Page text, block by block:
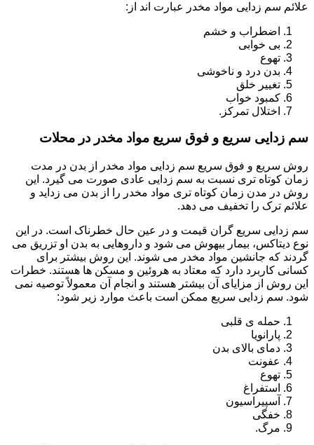
علائم سم زدایی مواد مخدر عبارت اند از:
اضطراب و خشم
بی خوابی
تهوع
بدن درد و ناخوشی
تغییر خلق
کمبود خواب
اختلال تمرکز.
سم زدایی سریع و فوق سریع مواد مخدر در محلات
روش سریع و فوق سریع سم زدایی مواد مخدر از بدن در مدت
زمان کوتاه تری نسبت به سم زدایی عادی صورت می گیرد. این
روش در مدن زمان کوتاه تری مواد مخدر را از بدن می زداید و
علائم ترک را تخفیف می دهد.
سم زدایی سریع گران قیمت و در عین حال خطرناک است. در این
نوع دیتاکس، بیمار بیهوش می شود و داروهایی به بدن او تزریق می
گردند که جانشین مواد مخدر می شوند. این روش بیشتر برای
کسانی کاربرد دارد که معتاد به هروئین و مسکن ها هستند. خطرات
این روش از مزایای آن بیشتر هستند و انجام آن معمولاً توصیه نمی
شود. سم زدایی سریع ممکن است باعث موارد زیر شود:
حمله ی قلبی
پارانویا
دمای بالای بدن
عفونت
تهوع
استفراغ
آسپیراسیون
خفگی
مرگ.